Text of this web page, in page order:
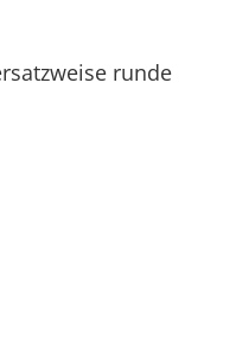
runde